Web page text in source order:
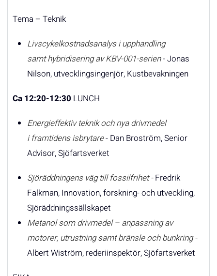
Tema – Teknik
Livscykelkostnadsanalys i upphandling
samthybridisering av KBV-001-serien- Jonas
Nilson, utvecklingsingenjör, Kustbevakningen
Ca 12:20-12:30 LUNCH
Energieffektiv teknik och nya drivmedel
i framtidens isbrytare- Dan Broström, Senior
Advisor, Sjöfartsverket
Sjöräddningens väg till fossilfrihet -Fredrik
Falkman, Innovation, forskning- och utveckling,
Sjöräddningssällskapet
Metanol som drivmedel – anpassning av
motorer, utrustning samt bränsle och bunkring -
Albert Wiström, rederiinspektör, Sjöfartsverket